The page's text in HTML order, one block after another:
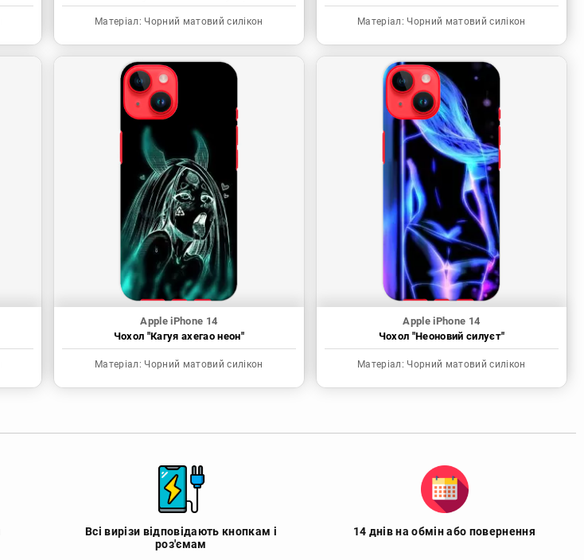
Матеріал: Чорний матовий силікон Матеріал: Чорний матовий силікон
Apple iPhone 14
Чохол "Кагуя ахегао неон"
Матеріал: Чорний матовий силікон
Apple iPhone 14
Чохол "Неоновий силуєт"
Матеріал: Чорний матовий силікон
Всі вирізи відповідають кнопкам і
роз'ємам
14 днів на обмін або повернення